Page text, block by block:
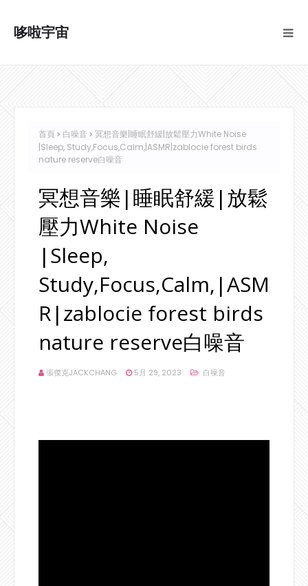
哆啦宇宙
首頁 白噪音
冥想音樂|睡眠舒緩|放鬆壓力White Noise
|Sleep, Study,Focus,Calm,|ASMR|zablocie forest birds
nature reserve白噪音
冥想音樂|睡眠舒緩|放鬆
壓力White Noise
|Sleep,
Study,Focus,Calm,|ASM
R|zablocie forest birds
nature reserve白噪音
張傑克JACKCHANG 5月 29, 2023 白噪音